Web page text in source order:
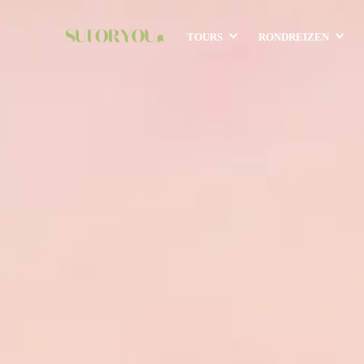
tours rondreizen